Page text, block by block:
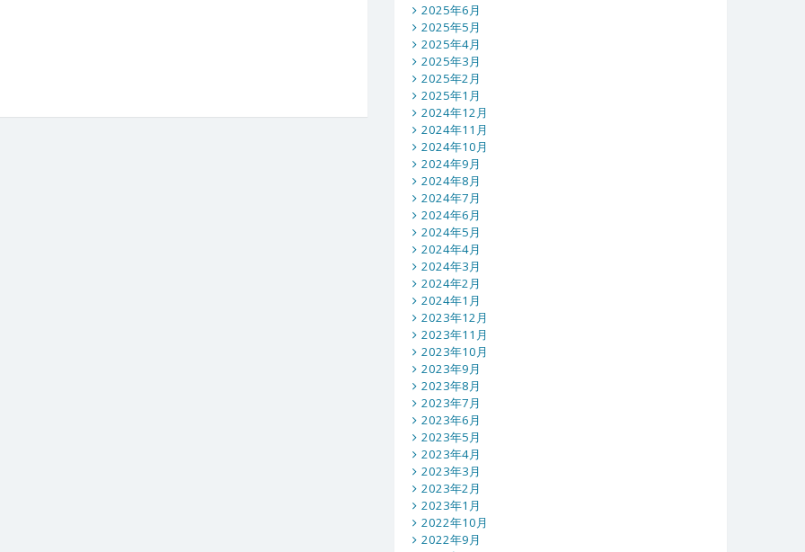
2025年6月
2025年5月
2025年4月
2025年3月
2025年2月
2025年1月
2024年12月
2024年11月
2024年10月
2024年9月
2024年8月
2024年7月
2024年6月
2024年5月
2024年4月
2024年3月
2024年2月
2024年1月
2023年12月
2023年11月
2023年10月
2023年9月
2023年8月
2023年7月
2023年6月
2023年5月
2023年4月
2023年3月
2023年2月
2023年1月
2022年10月
2022年9月